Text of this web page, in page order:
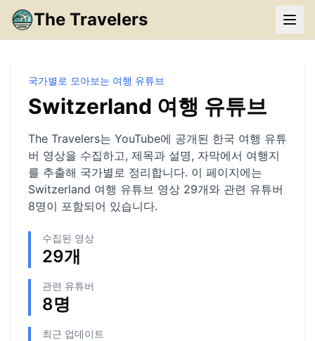
The Travelers
국가별로 모아보는 여행 유튜브
Switzerland 여행 유튜브
The Travelers는 YouTube에 공개된 한국 여행 유튜
버 영상을 수집하고, 제목과 설명, 자막에서 여행지
를 추출해 국가별로 정리합니다. 이 페이지에는
Switzerland 여행 유튜브 영상 29개와 관련 유튜버
8명이 포함되어 있습니다.
수집된 영상
29개
관련 유튜버
8명
최근 업데이트